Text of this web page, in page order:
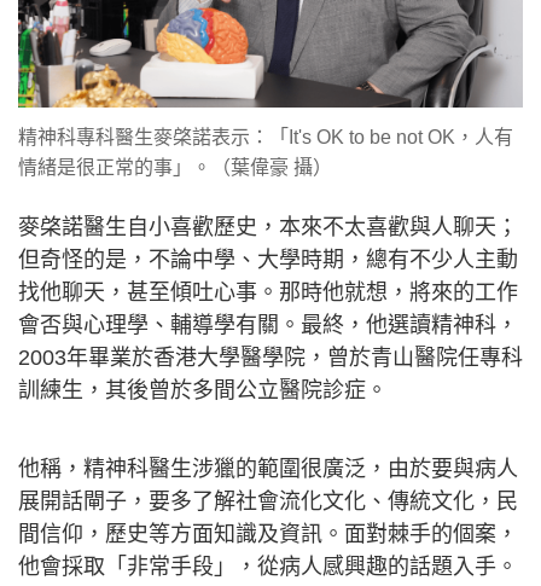
精神科專科醫生麥棨諾表示：「It's OK to be not OK，人有
情緒是很正常的事」。（葉偉豪 攝）
麥棨諾醫生自小喜歡歷史，本來不太喜歡與人聊天；
但奇怪的是，不論中學、大學時期，總有不少人主動
找他聊天，甚至傾吐心事。那時他就想，將來的工作
會否與心理學、輔導學有關。最終，他選讀精神科，
2003年畢業於香港大學醫學院，曾於青山醫院任專科
訓練生，其後曾於多間公立醫院診症。
他稱，精神科醫生涉獵的範圍很廣泛，由於要與病人
展開話閘子，要多了解社會流化文化、傳統文化，民
間信仰，歷史等方面知識及資訊。面對棘手的個案，
他會採取「非常手段」，從病人感興趣的話題入手。